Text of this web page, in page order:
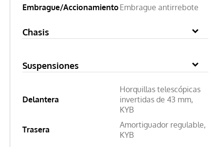
Embrague/Accionamiento Embrague antirrebote
Chasis
Suspensiones
Delantera
Horquillas telescópicas
invertidas de 43 mm,
KYB
Trasera
Amortiguador regulable,
KYB